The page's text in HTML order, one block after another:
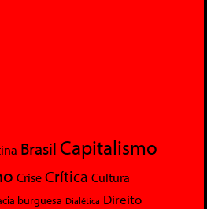
Brasil Capitalismo
Crise Crítica Cultura
burguesa Dialética Direito